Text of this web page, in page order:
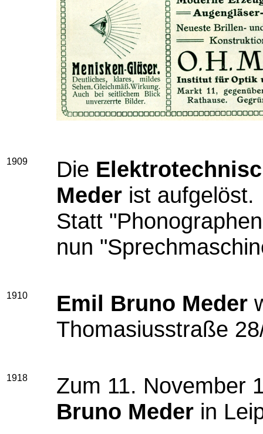
1909 Die
Meder ist aufgelöst.
Statt
nun
1910 Emil Bruno Meder
Thomasiusstraße
1918
Zum 11. November
Bruno Meder in